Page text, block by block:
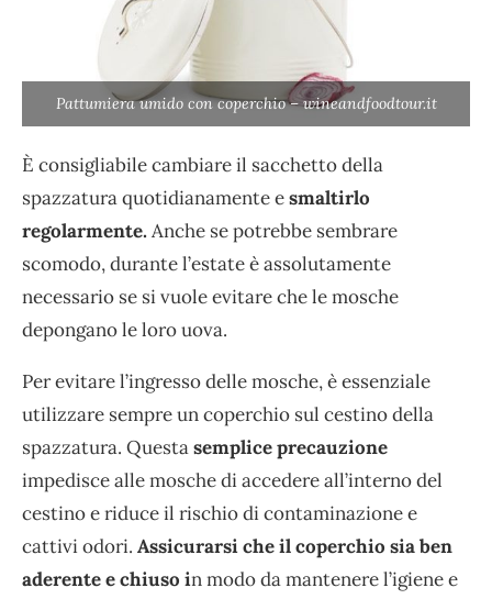
Pattumiera umido con coperchio – wineandfoodtour.it
È consigliabile cambiare il sacchetto della
spazzatura quotidianamente esmaltirlo
regolarmente. Anche se potrebbe sembrare
scomodo, durante l’estate è assolutamente
necessario se si vuole evitare che le mosche
depongano le loro uova.
Per evitare l’ingresso delle mosche, è essenziale
utilizzare sempre un coperchio sul cestino della
spazzatura. Questasemplice precauzione
impedisce alle mosche di accedere all’interno del
cestino e riduce il rischio di contaminazione e
cattivi odori. Assicurarsi che il coperchio sia ben
aderente e chiuso in modo da mantenere l’igiene e